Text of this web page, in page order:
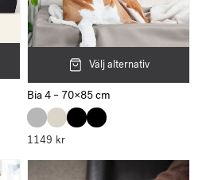
Välj alternativ
Bia 4 – 70×85 cm
1149 kr